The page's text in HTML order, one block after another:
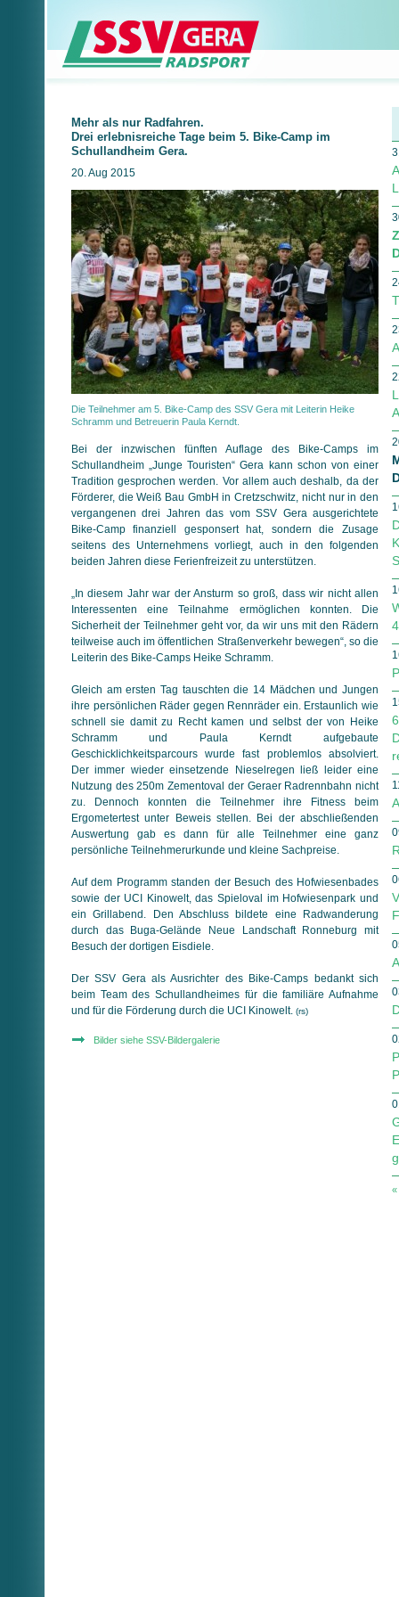
Mehr als nur Radfahren.
Drei erlebnisreiche Tage beim 5. Bike-Camp im
Schullandheim Gera.
20. Aug 2015
Die Teilnehmer am 5. Bike-Camp des SSV Gera mit Leiterin Heike
Schramm und Betreuerin Paula Kerndt.
Bei der inzwischen fünften Auflage des Bike-Camps im
Schullandheim „Junge Touristen“ Gera kann schon von einer
Tradition gesprochen werden. Vor allem auch deshalb, da der
Förderer, die Weiß Bau GmbH in Cretzschwitz, nicht nur in den
vergangenen drei Jahren das vom SSV Gera ausgerichtete
Bike-Camp finanziell gesponsert hat, sondern die Zusage
seitens des Unternehmens vorliegt, auch in den folgenden
beiden Jahren diese Ferienfreizeit zu unterstützen.
„In diesem Jahr war der Ansturm so groß, dass wir nicht allen
Interessenten eine Teilnahme ermöglichen konnten. Die
Sicherheit der Teilnehmer geht vor, da wir uns mit den Rädern
teilweise auch im öffentlichen Straßenverkehr bewegen“, so die
Leiterin des Bike-Camps Heike Schramm.
Gleich am ersten Tag tauschten die 14 Mädchen und Jungen
ihre persönlichen Räder gegen Rennräder ein. Erstaunlich wie
schnell sie damit zu Recht kamen und selbst der von Heike
Schramm und Paula Kerndt aufgebaute
Geschicklichkeitsparcours wurde fast problemlos absolviert.
Der immer wieder einsetzende Nieselregen ließ leider eine
Nutzung des 250m Zementoval der Geraer Radrennbahn nicht
zu. Dennoch konnten die Teilnehmer ihre Fitness beim
Ergometertest unter Beweis stellen. Bei der abschließenden
Auswertung gab es dann für alle Teilnehmer eine ganz
persönliche Teilnehmerurkunde und kleine Sachpreise.
Auf dem Programm standen der Besuch des Hofwiesenbades
sowie der UCI Kinowelt, das Spieloval im Hofwiesenpark und
ein Grillabend. Den Abschluss bildete eine Radwanderung
durch das Buga-Gelände Neue Landschaft Ronneburg mit
Besuch der dortigen Eisdiele.
Der SSV Gera als Ausrichter des Bike-Camps bedankt sich
beim Team des Schullandheimes für die familiäre Aufnahme
und für die Förderung durch die UCI Kinowelt. (rs)
Bilder siehe SSV-Bildergalerie
«